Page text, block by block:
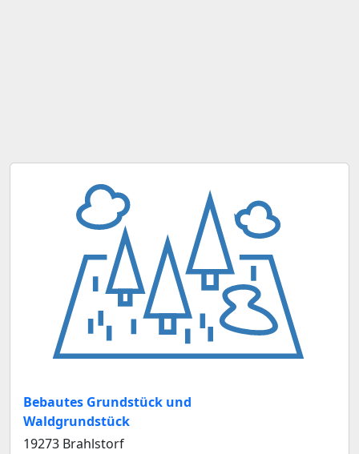
Bebautes Grundstück und
Waldgrundstück
19273 Brahlstorf